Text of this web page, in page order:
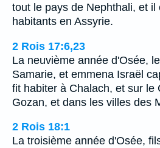
tout le pays de Nephthali, et
habitants en Assyrie.
2 Rois 17:6,23
La neuvième année d'Osée,
Samarie, et emmena Israël
fit habiter à Chalach, et sur le
Gozan, et dans les villes des
2 Rois 18:1
La troisième année d'Osée,